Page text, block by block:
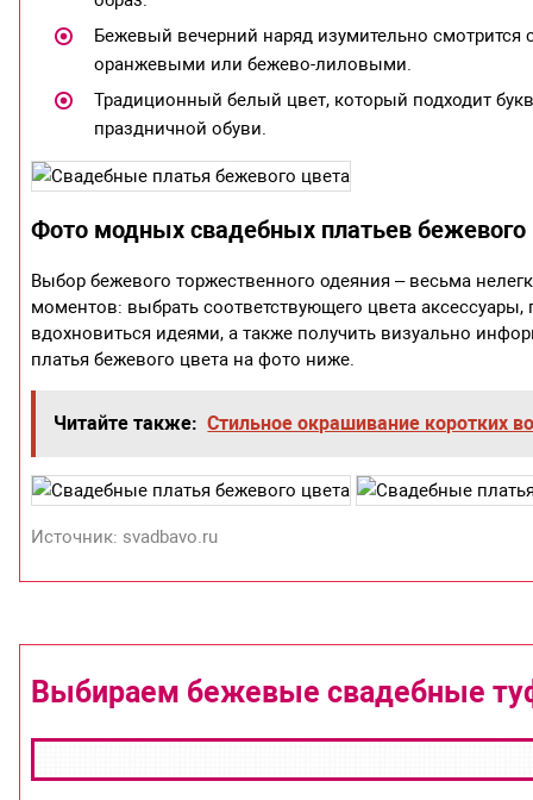
Бежевый вечерний наряд изумительно
оранжевыми или бежево-лиловыми.
Традиционный белый цвет, который подходит
праздничной обуви.
Фото модных свадебных платьев бежевого
Выбор бежевого торжественного одеяния – весьма
моментов: выбрать соответствующего цвета
вдохновиться идеями, а также получить визуально
платья бежевого цвета на фото ниже.
Читайте также: Стильное окрашивание коротких
Источник: svadbavo.ru
Выбираем бежевые свадебные